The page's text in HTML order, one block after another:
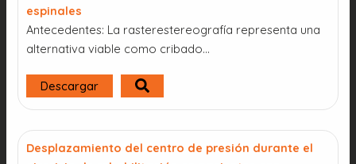
espinales
Antecedentes: La rasterestereografía representa una
alternativa viable como cribado…
Descargar
Desplazamiento del centro de presión durante el